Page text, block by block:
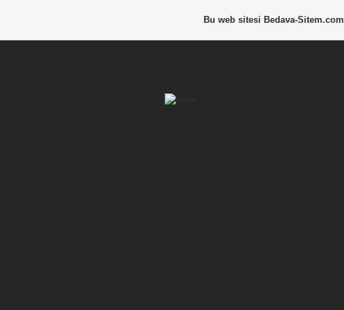
Bu web sitesi Bedava-Sitem.com